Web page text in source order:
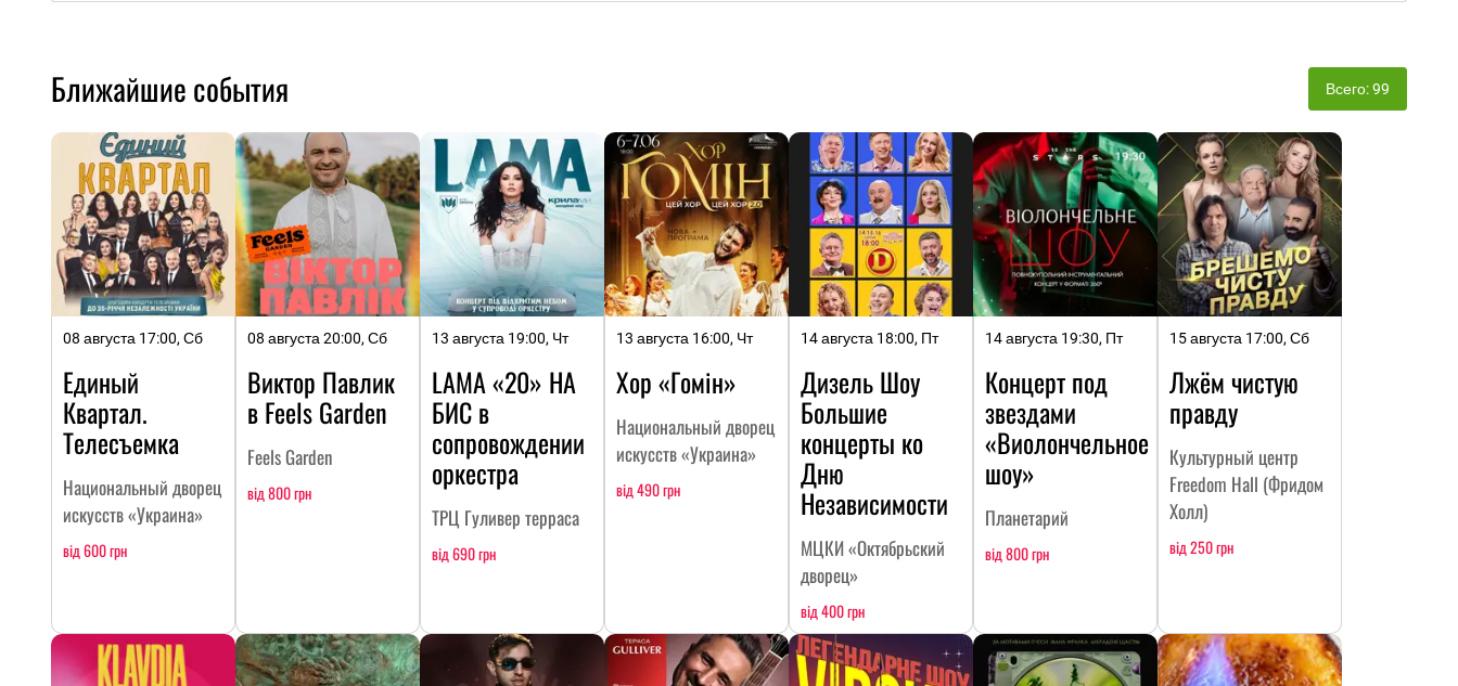
Ближайшие события Всего: 99
08 августа 17:00, Сб
Единый
Квартал.
Телесъемка
Национальный дворец
искусств «Украина»
від 600 грн
08 августа 20:00, Сб
Виктор Павлик
в Feels Garden
Feels Garden
від 800 грн
13 августа 19:00, Чт
LAMA «20» НА
БИC в
сопровождении
оркестра
ТРЦ Гуливер терраса
від 690 грн
13 августа 16:00, Чт
Хор «Гомін»
Национальный дворец
искусств «Украина»
від 490 грн
14 августа 18:00, Пт
Дизель Шоу
Большие
концерты ко
Дню
Независимости
МЦКИ «Октябрьский
дворец»
від 400 грн
14 августа 19:30, Пт
Концерт под
звездами
«Виолончельное
шоу»
Планетарий
від 800 грн
15 августа 17:00, Сб
Лжём чистую
правду
Культурный центр
Freedom Hall (Фридом
Холл)
від 250 грн